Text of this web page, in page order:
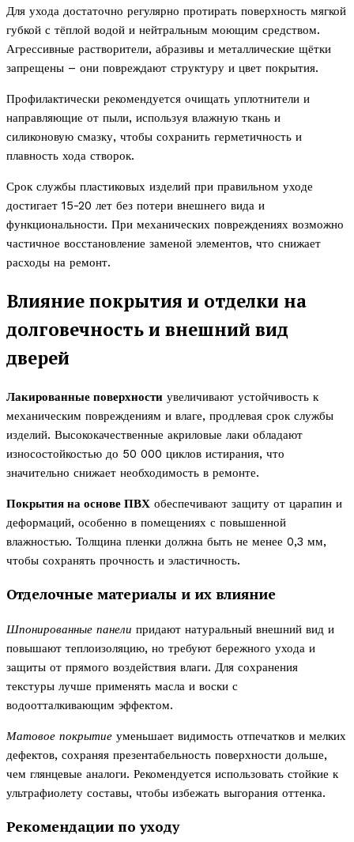
Для ухода достаточно регулярно протирать поверхность мягкой
губкой с тёплой водой и нейтральным моющим средством.
Агрессивные растворители, абразивы и металлические щётки
запрещены – они повреждают структуру и цвет покрытия.
Профилактически рекомендуется очищать уплотнители и
направляющие от пыли, используя влажную ткань и
силиконовую смазку, чтобы сохранить герметичность и
плавность хода створок.
Срок службы пластиковых изделий при правильном уходе
достигает 15-20 лет без потери внешнего вида и
функциональности. При механических повреждениях возможно
частичное восстановление заменой элементов, что снижает
расходы на ремонт.
Влияние покрытия и отделки на
долговечность и внешний вид
дверей
Лакированные поверхности увеличивают устойчивость к
механическим повреждениям и влаге, продлевая срок службы
изделий. Высококачественные акриловые лаки обладают
износостойкостью до 50 000 циклов истирания, что
значительно снижает необходимость в ремонте.
Покрытия на основе ПВХ обеспечивают защиту от царапин и
деформаций, особенно в помещениях с повышенной
влажностью. Толщина пленки должна быть не менее 0,3 мм,
чтобы сохранять прочность и эластичность.
Отделочные материалы и их влияние
Шпонированные панели придают натуральный внешний вид и
повышают теплоизоляцию, но требуют бережного ухода и
защиты от прямого воздействия влаги. Для сохранения
текстуры лучше применять масла и воски с
водоотталкивающим эффектом.
Матовое покрытие уменьшает видимость отпечатков и мелких
дефектов, сохраняя презентабельность поверхности дольше,
чем глянцевые аналоги. Рекомендуется использовать стойкие к
ультрафиолету составы, чтобы избежать выгорания оттенка.
Рекомендации по уходу